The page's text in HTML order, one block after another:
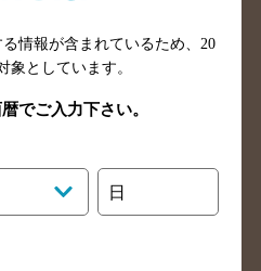
徳島県のバー検索
福岡県のバー検索
熊本県のバー検索
情報が含まれているため、 20
象としています。
でご入力下さい。
日